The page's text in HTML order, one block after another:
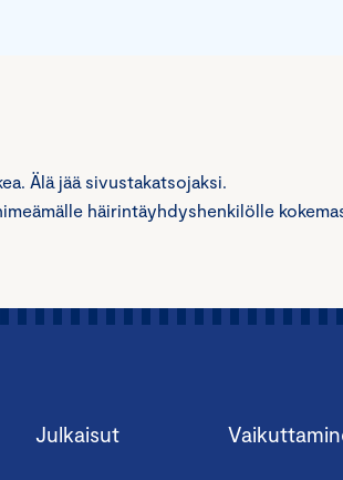
Älä jää sivustakatsojaksi.
häirintäyhdyshenkilölle
Julkaisut